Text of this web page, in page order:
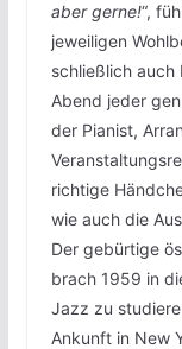
aber gerne!“,
jeweiligen
schließlich auch
Abend jeder
der Pianist,
richtige
wie auch die
Der gebürtige
brach 1959 in
Jazz zu
Ankunft in New